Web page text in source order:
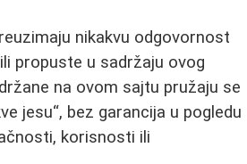
nikakvu odgovornost
propuste u sadržaju ovog
na ovom sajtu pružaju se
jesu“, bez garancija u pogledu
korisnosti ili